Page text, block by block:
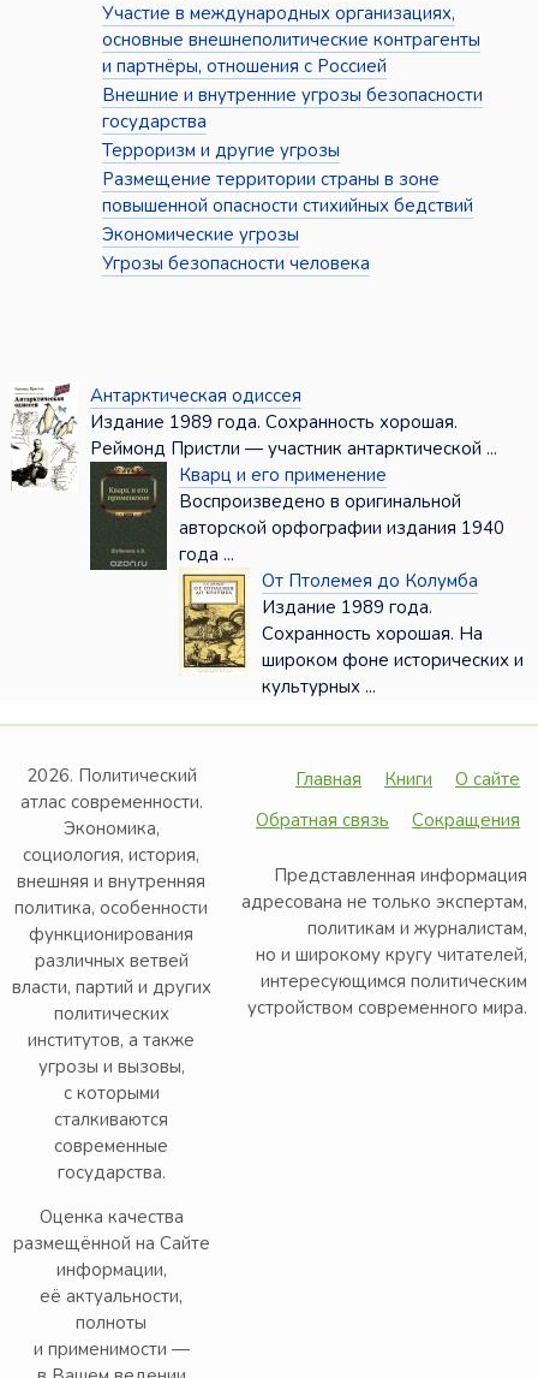
Участие в международных организациях,
основные внешнеполитические контрагенты
и партнёры, отношения с Россией
Внешние и внутренние угрозы безопасности
государства
Терроризм и другие угрозы
Размещение территории страны в зоне
повышенной опасности стихийных бедствий
Экономические угрозы
Угрозы безопасности человека
Антарктическая одиссея
Издание 1989 года. Сохранность хорошая.
Реймонд Пристли — участник антарктической ...
Кварц и его применение
Воспроизведено в оригинальной
авторской орфографии издания 1940
года ...
От Птолемея до Колумба
Издание 1989 года.
Сохранность хорошая. На
широком фоне исторических и
культурных ...
2026. Политический
атлас современности.
Экономика,
социология, история,
внешняя и внутренняя
политика, особенности
функционирования
различных ветвей
власти, партий и других
политических
институтов, а также
угрозы и вызовы,
с которыми
сталкиваются
современные
государства.
Оценка качества
размещённой на Сайте
информации,
её актуальности,
полноты
и применимости —
Главная Книги
О сайте
Обратная связь
Сокращения
Представленная информация
адресована не только экспертам,
политикам и журналистам,
но и широкому кругу читателей,
интересующимся политическим
устройством современного мира.